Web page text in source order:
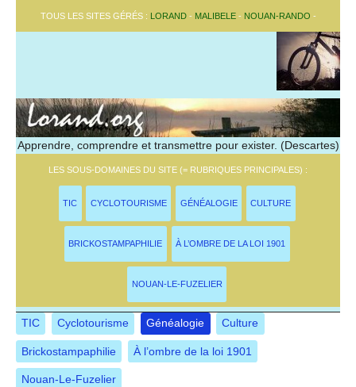
TOUS LES SITES GÉRÉS : LORAND- MALIBELE- NOUAN-RANDO -
Apprendre, comprendre et transmettre pour exister. (Descartes)
LES SOUS-DOMAINES DU SITE (= RUBRIQUES PRINCIPALES) :
TIC CYCLOTOURISME GÉNÉALOGIE CULTURE
BRICKOSTAMPAPHILIE À L’OMBRE DE LA LOI 1901
NOUAN-LE-FUZELIER
TIC Cyclotourisme Généalogie Culture
Brickostampaphilie À l’ombre de la loi 1901
Nouan-Le-Fuzelier